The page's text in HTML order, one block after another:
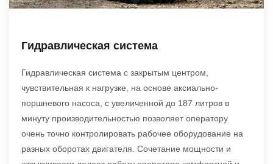
Гидравлическая система
Гидравлическая система с закрытым центром,
чувствительная к нагрузке, на основе аксиально-
поршневого насоса, с увеличенной до 187 литров в
минуту производительностью позволяет оператору
очень точно контролировать рабочее оборудование на
разных оборотах двигателя. Сочетание мощности и